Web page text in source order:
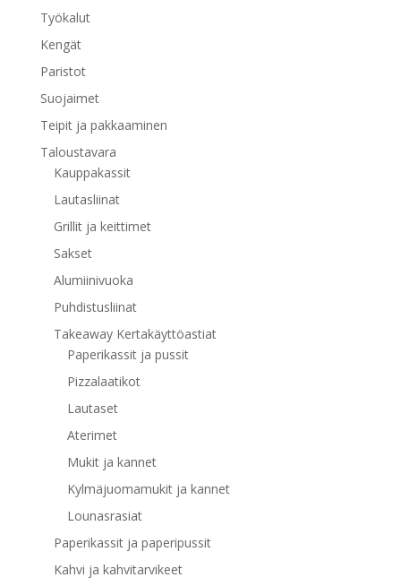
Työkalut
Kengät
Paristot
Suojaimet
Teipit ja pakkaaminen
Taloustavara
Kauppakassit
Lautasliinat
Grillit ja keittimet
Sakset
Alumiinivuoka
Puhdistusliinat
Takeaway Kertakäyttöastiat
Paperikassit ja pussit
Pizzalaatikot
Lautaset
Aterimet
Mukit ja kannet
Kylmäjuomamukit ja kannet
Lounasrasiat
Paperikassit ja paperipussit
Kahvi ja kahvitarvikeet